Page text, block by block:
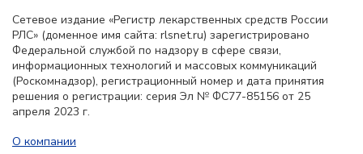
Сетевое издание «Регистр лекарственных средств России
РЛС» (доменное имя сайта: rlsnet.ru) зарегистрировано
Федеральной службой по надзору в сфере связи,
информационных технологий и массовых коммуникаций
(Роскомнадзор), регистрационный номер и дата принятия
решения о регистрации: серия Эл № ФС77-85156 от 25
апреля 2023 г.
О компании